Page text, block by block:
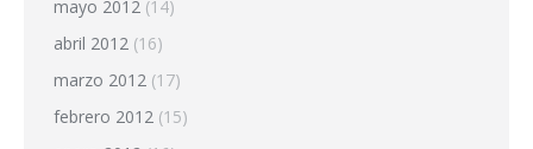
mayo 2012 (14)
abril 2012 (16)
marzo 2012 (17)
febrero 2012 (15)